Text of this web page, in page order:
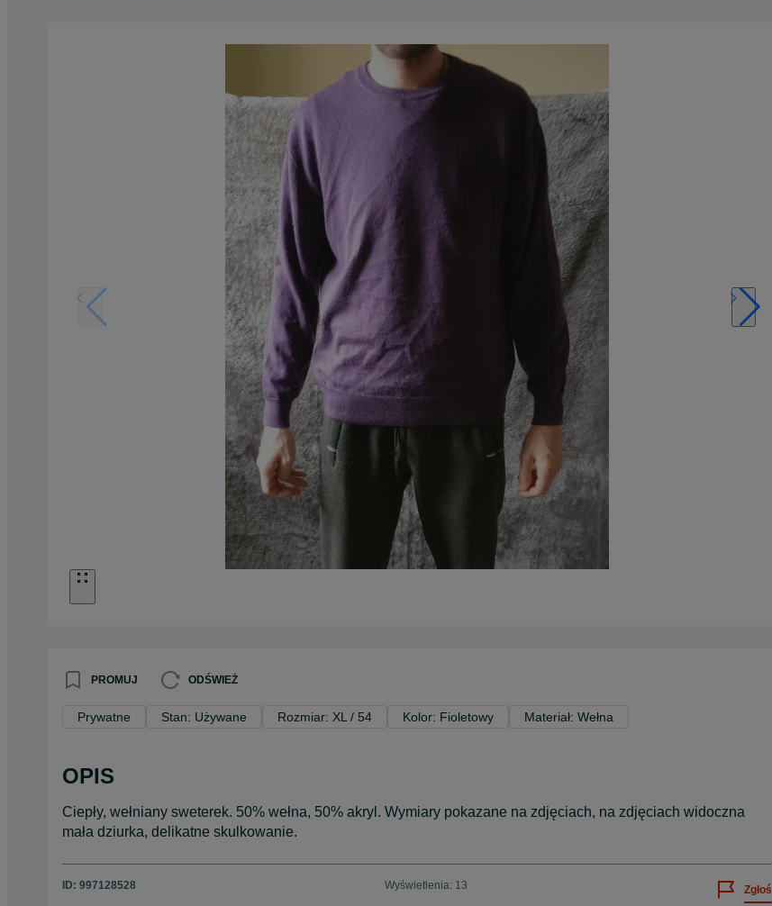
PROMUJ ODŚWIEŻ
Prywatne Stan: Używane Rozmiar: XL / 54 Kolor: Fioletowy Materiał: Wełna
OPIS
Ciepły, wełniany sweterek. 50% wełna, 50% akryl. Wymiary pokazane na zdjęciach, na zdjęciach widoczna
mała dziurka, delikatne skulkowanie.
ID: 997128528 Wyświetlenia: 13 Zgłoś